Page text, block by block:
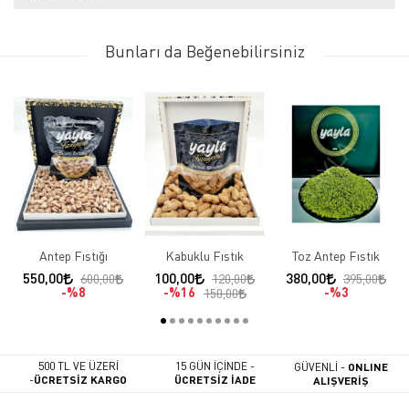
Bunları da Beğenebilirsiniz
Antep Fıstığı
550,00
600,00
%8
Kabuklu Fıstık
100,00
120,00
%16 150,00
Toz Antep Fıstık
380,00
395,00
%3
500 TL VE ÜZERİ
-ÜCRETSİZ KARGO
15 GÜN İÇİNDE -
ÜCRETSİZ İADE
GÜVENLİ - ONLINE
ALIŞVERİŞ